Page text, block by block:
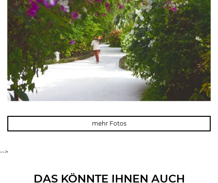
mehr Fotos
-->
DAS KÖNNTE IHNEN AUCH